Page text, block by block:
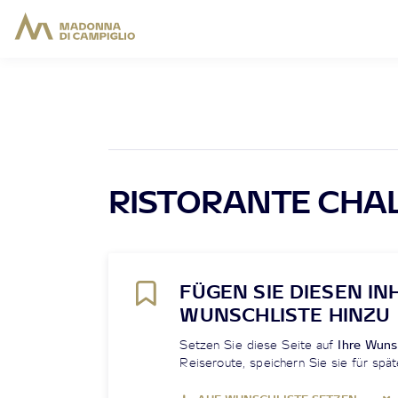
RISTORANTE
FÜGEN SIE DIESEN
WUNSCHLISTE HINZU
Setzen Sie diese Seite auf Ihre
Reiseroute, speichern Sie sie für